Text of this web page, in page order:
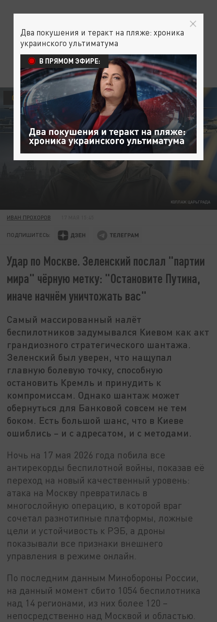
КОЛЛАЖ ЦАРЬГРАДА
СВО
ИВАН ПРОХОРОВ
ПОДПИШИТЕСЬ:
Удар по Москве. Зеленский послал "партии
мира" чёрную метку: "Остановите Путина,
иначе начнём уничтожать вас"
Самый массированный налёт
беспилотников задумывался Киевом как акт
грандиозного стратегического шантажа.
Зеленский был уверен, что нащупал
главную болевую точку, способную
остановить Кремль и принудить к
компромиссам. Однако шантаж может
обернуться для Банковой совсем не тем
боком. Есть большой шанс, что в Киеве
ошиблись – и с адресатом, и с методами.
Ночь на 17 мая 2026 года побила все
антирекорды беспилотной войны, показав её
переход на новый качественный уровень:
атака на Москву превратилась в
многослойную операцию, в которой враг
сочетал разнотипные платформы, ложные
цели и устойчивость к РЭБ, а дроны
показывали все признаки внешнего
управления в режиме онлайн.
По последним данным Минобороны России,
на данный момент сбито 1054 беспилотника
над 14 регионами, из них более 120 –
непосредственно над Москвой и областью.
Два покушения и теракт на пляже: хроника
украинского ультиматума
В ПРЯМОМ ЭФИРЕ: